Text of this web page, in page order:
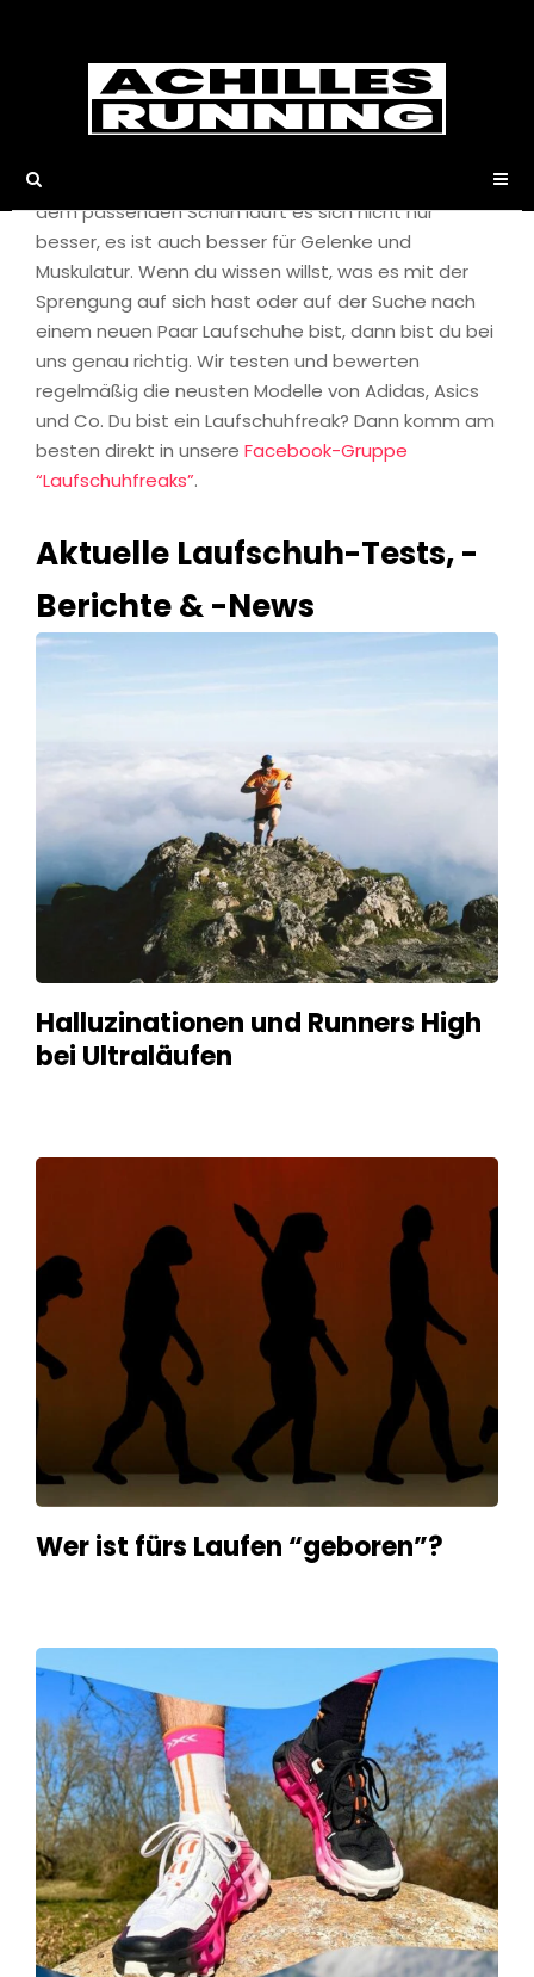
Laufen ist ohne das passende Equipment fast
dabei die Laufschuhe. Ob Anfänger oder Profi, mit
dem passenden Schuh läuft es sich nicht nur
besser, es ist auch besser für Gelenke und
Muskulatur. Wenn du wissen willst, was es mit der
Sprengung auf sich hast oder auf der Suche nach
einem neuen Paar Laufschuhe bist, dann bist du bei
uns genau richtig. Wir testen und bewerten
regelmäßig die neusten Modelle von Adidas, Asics
und Co. Du bist ein Laufschuhfreak? Dann komm am
besten direkt in unsere Facebook-Gruppe
“Laufschuhfreaks”.
Aktuelle Laufschuh-Tests, -
Berichte & -News
Halluzinationen und Runners High
bei Ultraläufen
Wer ist fürs Laufen “geboren”?